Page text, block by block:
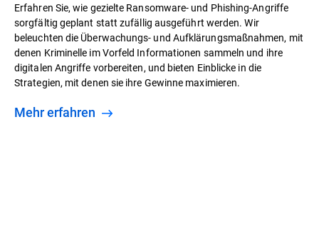
Erfahren Sie, wie gezielte Ransomware- und Phishing-Angriffe
sorgfältig geplant statt zufällig ausgeführt werden. Wir
beleuchten die Überwachungs- und Aufklärungsmaßnahmen, mit
denen Kriminelle im Vorfeld Informationen sammeln und ihre
digitalen Angriffe vorbereiten, und bieten Einblicke in die
Strategien, mit denen sie ihre Gewinne maximieren.
Mehr erfahren